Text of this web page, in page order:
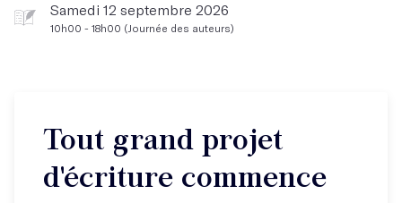
Samedi 12 septembre 2026
10h00 - 18h00 (Journée des auteurs)
Tout grand projet
d'écriture commence